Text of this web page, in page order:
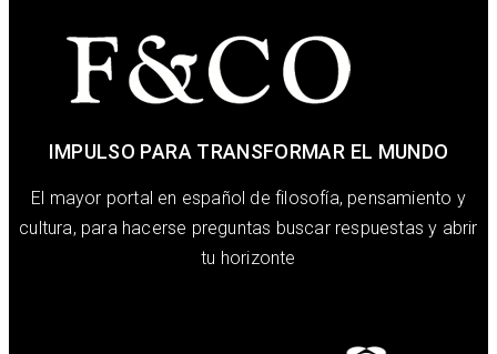
IMPULSO PARA TRANSFORMAR EL MUNDO
El mayor portal en español de filosofía, pensamiento y
cultura, para hacerse preguntas buscar respuestas y abrir
tu horizonte